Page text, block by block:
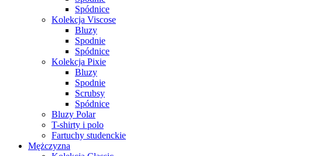
Spódnice
Kolekcja Viscose
Bluzy
Spodnie
Spódnice
Kolekcja Pixie
Bluzy
Spodnie
Scrubsy
Spódnice
Bluzy Polar
T-shirty i polo
Fartuchy studenckie
Mężczyzna